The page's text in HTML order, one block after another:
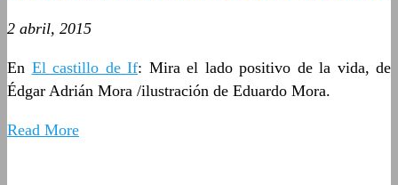
2 abril, 2015
En El castillo de If: Mira el lado positivo de la vida, de
Édgar Adrián Mora /ilustración de Eduardo Mora.
Read More